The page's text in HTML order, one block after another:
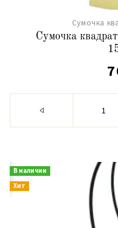
Сумочка
Сумочка
В наличии
Хит